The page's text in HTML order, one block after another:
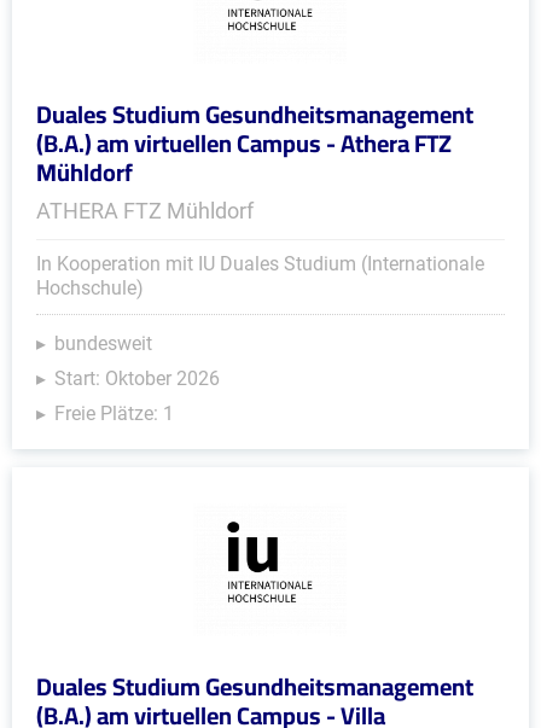
Duales Studium Gesundheitsmanagement
(B.A.) am virtuellen Campus - Athera FTZ
Mühldorf
ATHERA FTZ Mühldorf
In Kooperation mit IU Duales Studium (Internationale
Hochschule)
bundesweit
Start: Oktober 2026
Freie Plätze: 1
Duales Studium Gesundheitsmanagement
(B.A.) am virtuellen Campus - Villa